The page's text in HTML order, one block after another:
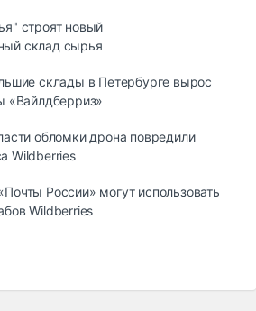
строят новый
склад сырья
склады в Петербурге вырос
«Вайлдберриз»
обломки дрона повредили
Wildberries
России» могут использовать
Wildberries